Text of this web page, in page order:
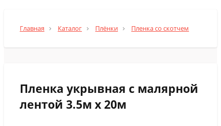
Главная Каталог Плёнки Пленка со скотчем
Пленка укрывная с малярной
лентой 3.5м х 20м